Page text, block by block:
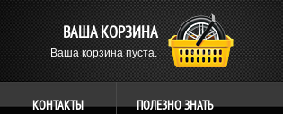
ВАША КОРЗИНА
Ваша корзина пуста.
КОНТАКТЫ ПОЛЕЗНОЗНАТЬ